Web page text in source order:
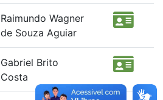
Raimundo Wagner
de Souza Aguiar
Gabriel Brito
Costa